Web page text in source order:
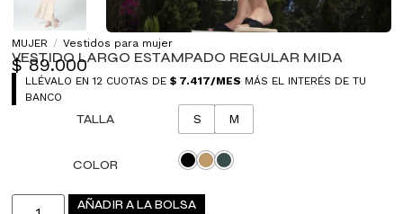
MUJER / Vestidos para mujer
VESTIDO LARGO ESTAMPADO REGULAR MIDA
$89.000
LLÉVALO EN 12 CUOTAS DE$ 7.417/MES MÁS EL INTERÉS DE TU
BANCO
TALLA S M
COLOR
AÑADIR A LA BOLSA